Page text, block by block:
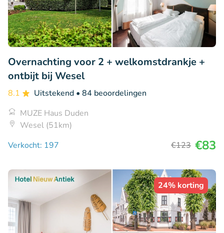
Overnachting voor 2 + welkomstdrankje +
ontbijt bij Wesel
8.1 Uitstekend • 84 beoordelingen
MUZE Haus Duden
Wesel (51km)
Verkocht: 197
€123 €83
24% korting